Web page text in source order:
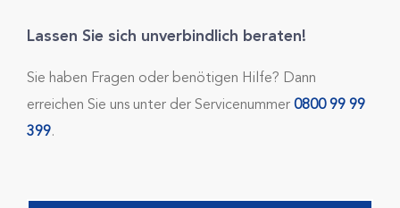
Lassen Sie sich unverbindlich beraten!
Sie haben Fragen oder benötigen Hilfe? Dann
erreichen Sie uns unter der Servicenummer 0800 99 99
399.